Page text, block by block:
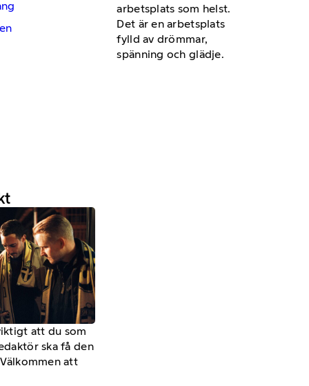
arbetsplats som helst.
Det är en arbetsplats
fylld av drömmar,
spänning och glädje.
att du som
ska få den
att